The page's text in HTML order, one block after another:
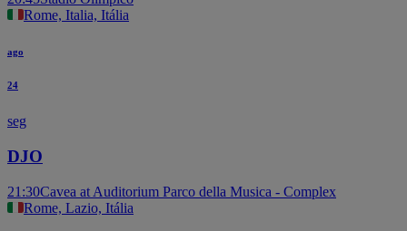
Rome, Italia, Itália
ago
24
seg
DJO
21:30Cavea at Auditorium Parco della Musica - Complex
Rome, Lazio, Itália